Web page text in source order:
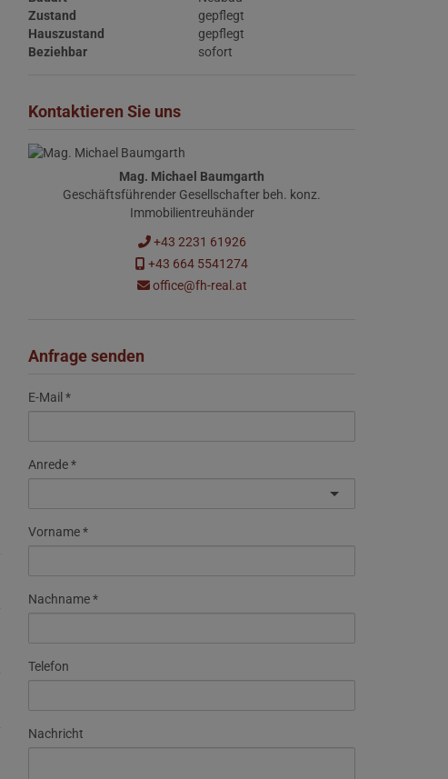
Zustand
gepflegt
Hauszustand
gepflegt
Beziehbar
sofort
Kontaktieren Sie uns
Mag. Michael Baumgarth
Geschäftsführender Gesellschafter beh. konz.
Immobilientreuhänder
+43 2231 61926
+43 664 5541274
office@fh-real.at
Anfrage senden
E-Mail
Anrede
Vorname
Nachname
Telefon
Nachricht